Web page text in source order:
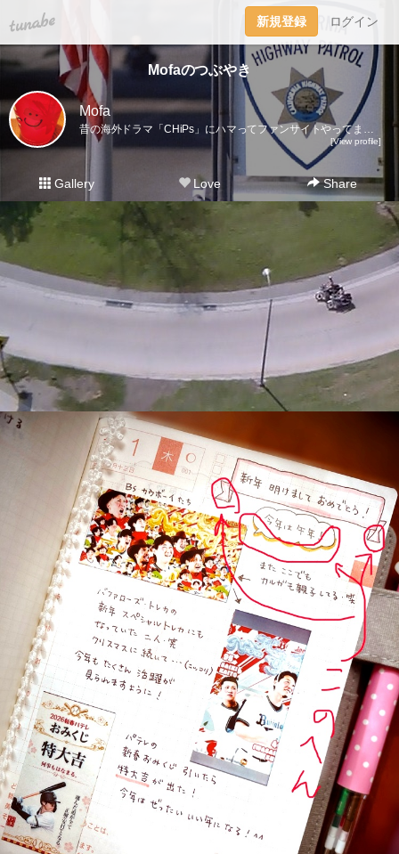
tuna.be 新規登録 ログイン
Mofaのつぶやき
Mofa
昔の海外ドラマ「CHiPs」にハマってファンサイトやってます。英語好きで洋画、海外ドラマは字幕派。字幕無しで見られるようになるのが理想。CHiPsファンサイト： https://bit.ly/3lwjE5oTwitter : https://twitter.com/CHiPsFunBoxFacebookページ : https://bit.ly/3prwuEaインスタ : https://bit.ly/3lqliW5YouTube：https://bit.ly/32IyUou
[View profile]
Gallery Love Share